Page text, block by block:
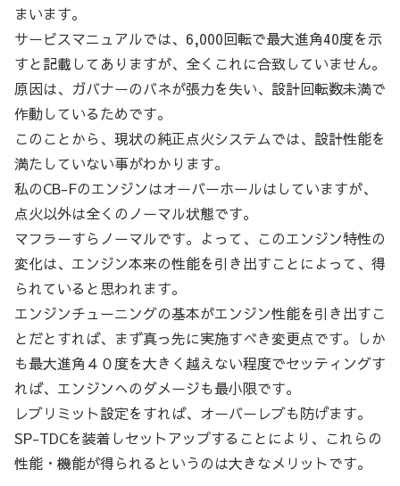
まいます。
サービスマニュアルでは、6,000回転で最大進角40度を示
すと記載してありますが、全くこれに合致していません。
原因は、ガバナーのバネが張力を失い、設計回転数未満で
作動しているためです。
このことから、現状の純正点火システムでは、設計性能を
満たしていない事がわかります。
私のCB-Fのエンジンはオーバーホールはしていますが、
点火以外は全くのノーマル状態です。
マフラーすらノーマルです。よって、このエンジン特性の
変化は、エンジン本来の性能を引き出すことによって、得
られていると思われます。
エンジンチューニングの基本がエンジン性能を引き出すこ
とだとすれば、まず真っ先に実施すべき変更点です。しか
も最大進角４０度を大きく越えない程度でセッティングす
れば、エンジンへのダメージも最小限です。
レブリミット設定をすれば、オーバーレブも防げます。
SP-TDCを装着しセットアップすることにより、これらの
性能・機能が得られるというのは大きなメリットです。